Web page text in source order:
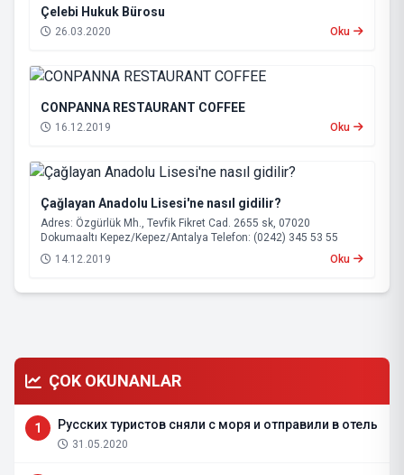
Çelebi Hukuk Bürosu
26.03.2020 Oku
CONPANNA RESTAURANT COFFEE
16.12.2019 Oku
Çağlayan Anadolu Lisesi'ne nasıl gidilir?
Adres: Özgürlük Mh., Tevfik Fikret Cad. 2655 sk, 07020
Dokumaaltı Kepez/Kepez/Antalya Telefon: (0242) 345 53 55
14.12.2019
Oku
ÇOK OKUNANLAR
1 Русских туристов сняли с моря и отправили в отель
31.05.2020